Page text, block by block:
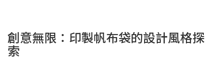
創意無限：印製帆布袋的設計風格探
索